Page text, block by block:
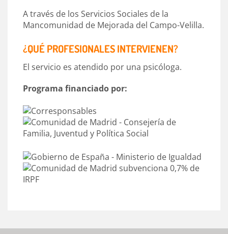
A través de los Servicios Sociales de la
Mancomunidad de Mejorada del Campo-Velilla.
¿QUÉ PROFESIONALES INTERVIENEN?
El servicio es atendido por una psicóloga.
Programa financiado por: